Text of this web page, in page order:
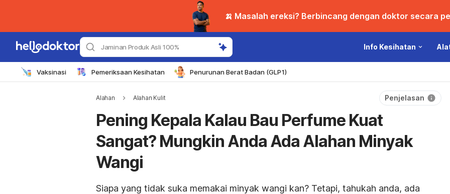
🍌 Masalah ereksi? Berbincang dengan doktor secara
Jaminan Produk Asli 100% Info Kesihatan
Vaksinasi Pemeriksaan Kesihatan Penurunan Berat Badan (GLP1)
Alahan Alahan Kulit Penjelasan
Pening Kepala Kalau Bau Perfume Kuat
Sangat? Mungkin Anda Ada Alahan Minyak
Wangi
Siapa yang tidak suka memakai minyak wangi kan? Tetapi, tahukah anda, ada